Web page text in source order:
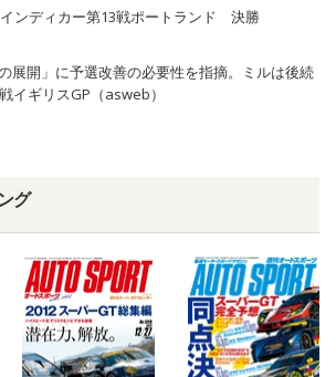
インディカー第13戦ポートランド 決勝
展開」に予選改善の必要性を指摘。ミルは後続
イギリスGP（asweb）
グ